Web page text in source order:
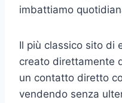
imbattiamo
Il più classico sito di
creato direttamente
un contatto diretto
vendendo senza